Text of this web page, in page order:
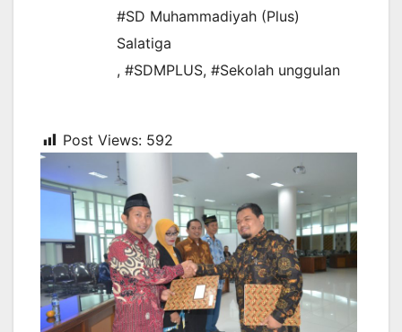
#SD Muhammadiyah (Plus)
Salatiga
, #SDMPLUS, #Sekolah unggulan
Post Views: 592